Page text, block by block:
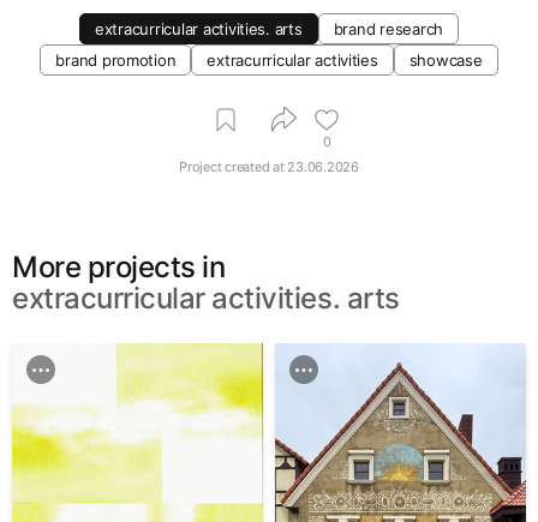
extracurricular activities. arts
brand research
brand promotion
extracurricular activities showcase
0
Project created at 23.06.2026
More projects in
extracurricular activities. arts